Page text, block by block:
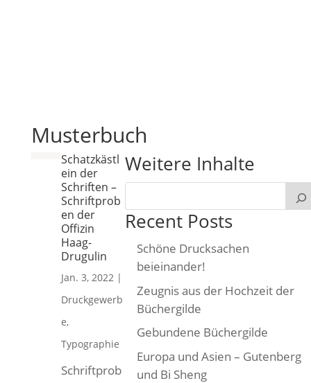
Musterbuch
Schatzkästl
ein der
Schriften –
Schriftprob
en der
Offizin
Haag-
Drugulin
Jan. 3, 2022|
Druckgewerb
e,
Typographie
Schriftprob
Weitere Inhalte
Recent Posts
Schöne Drucksachen
beieinander!
Zeugnis aus der Hochzeit der
Büchergilde
Gebundene Büchergilde
Europa und Asien – Gutenberg
und Bi Sheng